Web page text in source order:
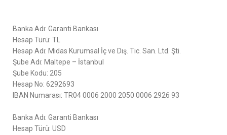
Banka Adı: Garanti Bankası
Hesap Türü: TL
Hesap Adı: Midas Kurumsal İç ve Dış. Tic. San. Ltd. Şti.
Şube Adı: Maltepe – İstanbul
Şube Kodu: 205
Hesap No: 6292693
IBAN Numarası: TR04 0006 2000 2050 0006 2926 93
Banka Adı: Garanti Bankası
Hesap Türü: USD